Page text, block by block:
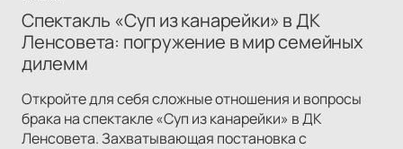
Спектакль «Суп из канарейки» в ДК
Ленсовета: погружение в мир семейных
дилемм
Откройте для себя сложные отношения и вопросы
брака на спектакле «Суп из канарейки» в ДК
Ленсовета. Захватывающая постановка с